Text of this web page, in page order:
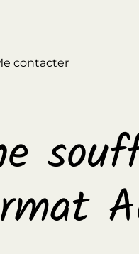
contacter